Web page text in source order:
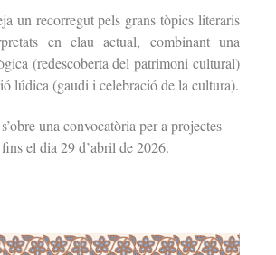
un recorregut pels grans tòpics literaris
en clau actual, combinant una
(redescoberta del patrimoni cultural)
lúdica (gaudi i celebració de la cultura).
una convocatòria per a projectes
el dia 29 d’abril de 2026.